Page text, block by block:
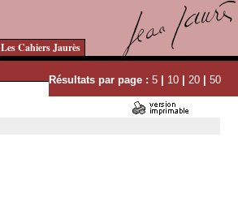
Les Cahiers Jaurès
Résultats par page : 5 | 10 | 20 | 50